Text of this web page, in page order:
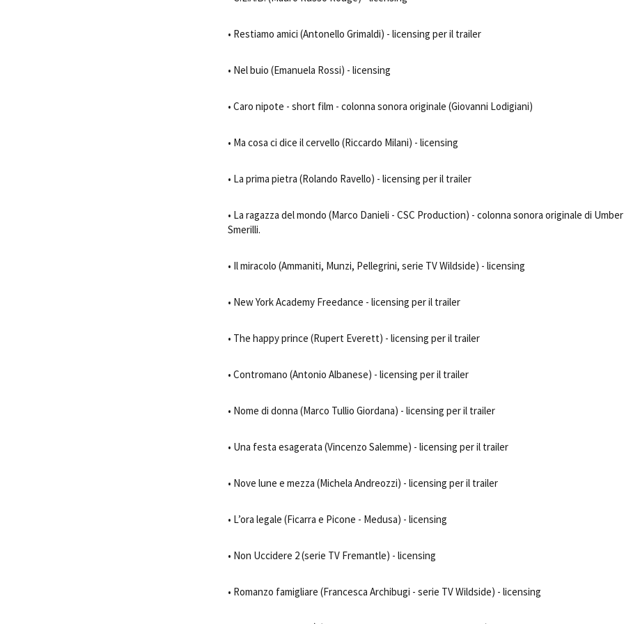
• Restiamo amici (Antonello Grimaldi) - licensing per il trailer
• Nel buio (Emanuela Rossi) - licensing
• Caro nipote - short film - colonna sonora originale (Giovanni Lodigiani)
• Ma cosa ci dice il cervello (Riccardo Milani) - licensing
• La prima pietra (Rolando Ravello) - licensing per il trailer
• La ragazza del mondo (Marco Danieli - CSC Production) - colonna sonora originale di
Smerilli.
• Il miracolo (Ammaniti, Munzi, Pellegrini, serie TV Wildside) - licensing
• New York Academy Freedance - licensing per il trailer
• The happy prince (Rupert Everett) - licensing per il trailer
• Contromano (Antonio Albanese) - licensing per il trailer
• Nome di donna (Marco Tullio Giordana) - licensing per il trailer
• Una festa esagerata (Vincenzo Salemme) - licensing per il trailer
• Nove lune e mezza (Michela Andreozzi) - licensing per il trailer
• L’ora legale (Ficarra e Picone - Medusa) - licensing
• Non Uccidere 2 (serie TV Fremantle) - licensing
• Romanzo famigliare (Francesca Archibugi - serie TV Wildside) - licensing